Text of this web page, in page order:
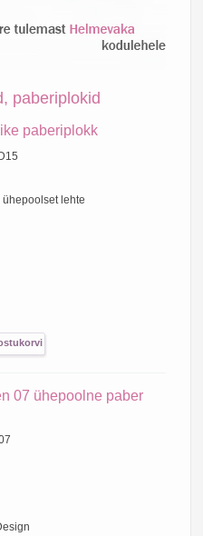
paberiplokid
paberiplokk
lehte
07 ühepoolne paber